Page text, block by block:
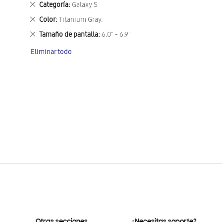
Categoría Galaxy S
Eliminar
este
artículo
Color Titanium Gray.
Eliminar
este
artículo
Tamaño de pantalla 6.0" - 6.9"
Eliminar
artículo
Eliminar todo